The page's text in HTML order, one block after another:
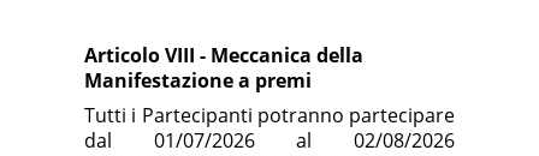
Articolo VIII - Meccanica della
Manifestazione a premi
Tutti i Partecipanti potranno partecipare
dal 01/07/2026 al 02/08/2026